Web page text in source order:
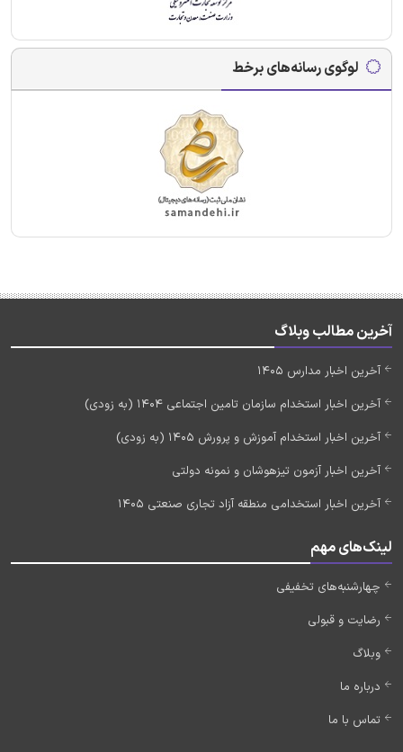
لوگوی رسانه‌های برخط
آخرین مطالب وبلاگ
آخرین اخبار مدارس 1405
آخرین اخبار استخدام سازمان تامین اجتماعی 1404 (به زودی)
آخرین اخبار استخدام آموزش و پرورش 1405 (به زودی)
آخرین اخبار آزمون تیزهوشان و نمونه دولتی
آخرین اخبار استخدامی منطقه آزاد تجاری صنعتی 1405
لینک‌های مهم
چهارشنبه‌های تخفیفی
رضایت و قبولی
وبلاگ
درباره ما
تماس با ما